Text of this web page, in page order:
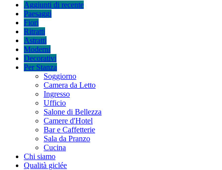
Aggiunti di recente
Paesaggi
Fiori
Ritratti
Astratti
Moderni
Decorativi
Per Stanza
Soggiorno
Camera da Letto
Ingresso
Ufficio
Salone di Bellezza
Camere d'Hotel
Bar e Caffetterie
Sala da Pranzo
Cucina
Chi siamo
Qualità giclée